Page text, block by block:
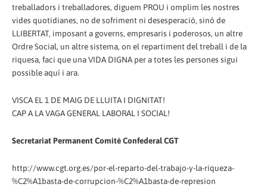
treballadors i treballadores, diguem PROU i omplim les nostres
vides quotidianes, no de sofriment ni desesperació, sinó de
LLIBERTAT, imposant a governs, empresaris i poderosos, un altre
Ordre Social, un altre sistema, on el repartiment del treball i de la
riquesa, faci que una VIDA DIGNA per a totes les persones sigui
possible aquí i ara.
VISCA EL 1 DE MAIG DE LLUITA I DIGNITAT!
CAP A LA VAGA GENERAL LABORAL I SOCIAL!
Secretariat Permanent Comitè Confederal CGT
http://www.cgt.org.es/por-el-reparto-del-trabajo-y-la-riqueza-
%C2%A1basta-de-corrupcion-%C2%A1basta-de-represion